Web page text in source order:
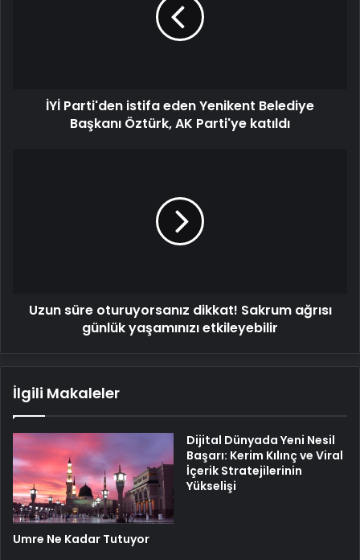
Parti'yeİYİ Parti'den istifa eden Yenikent Belediye
Başkanı Öztürk, AK Parti'ye katıldı
Uzun süre oturuyorsanız dikkat! Sakrum ağrısı
günlük yaşamınızı etkileyebilir
İlgili Makaleler
Umre Ne Kadar Tutuyor
Dijital Dünyada Yeni Nesil
Başarı: Kerim Kılınç ve Viral
İçerik Stratejilerinin
Yükselişi